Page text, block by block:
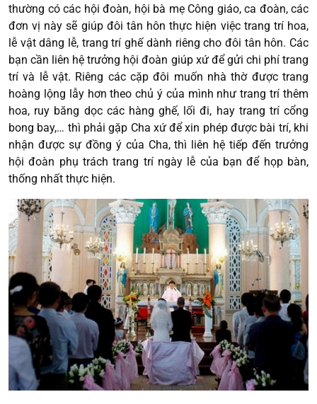
thường có các hội đoàn, hội bà mẹ Công giáo, ca đoàn, các
đơn vị này sẽ giúp đôi tân hôn thực hiện việc trang trí hoa,
lễ vật dâng lễ, trang trí ghế dành riêng cho đôi tân hôn. Các
bạn cần liên hệ trưởng hội đoàn giúp xứ để gửi chi phí trang
trí và lễ vật. Riêng các cặp đôi muốn nhà thờ được trang
hoàng lộng lẫy hơn theo chủ ý của mình như trang trí thêm
hoa, ruy băng dọc các hàng ghế, lối đi, hay trang trí cổng
bong bay,… thì phải gặp Cha xứ để xin phép được bài trí, khi
nhận được sự đồng ý của Cha, thì liên hệ tiếp đến trưởng
hội đoàn phụ trách trang trí ngày lễ của bạn để họp bàn,
thống nhất thực hiện.